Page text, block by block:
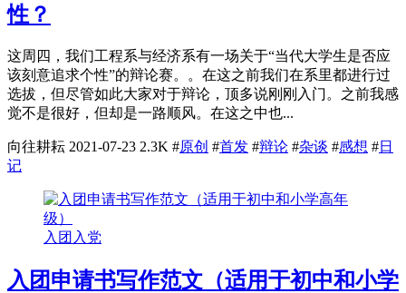
性？
这周四，我们工程系与经济系有一场关于“当代大学生是否应
该刻意追求个性”的辩论赛。。在这之前我们在系里都进行过
选拔，但尽管如此大家对于辩论，顶多说刚刚入门。之前我感
觉不是很好，但却是一路顺风。在这之中也...
向往耕耘 2021-07-23 2.3K #原创 #首发 #辩论 #杂谈 #感想 #日
记
入团入党
入团申请书写作范文（适用于初中和小学